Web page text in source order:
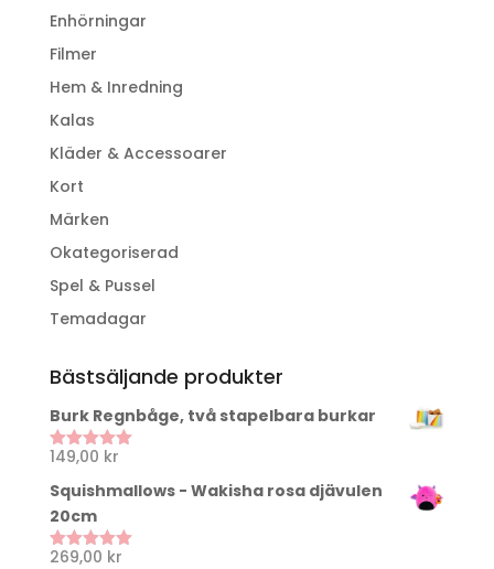
Enhörningar
Filmer
Hem & Inredning
Kalas
Kläder & Accessoarer
Kort
Märken
Okategoriserad
Spel & Pussel
Temadagar
Bästsäljande produkter
Burk Regnbåge, två stapelbara burkar
Betygsatt
149,00 kr
Squishmallows - Wakisha rosa djävulen
20cm
Betygsatt
269,00 kr